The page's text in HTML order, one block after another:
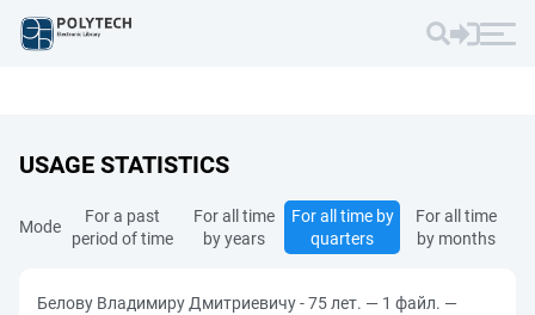
USAGE STATISTICS
Mode
For a past
period of time
For all time
by years
For all time by
quarters
For all time
by months
Белову Владимиру Дмитриевичу - 75 лет. — 1 файл. —